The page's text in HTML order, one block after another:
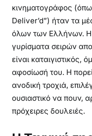
κινηματογράφος
Deliver’d”) ήταν τα
όλων των Ελλήνων. Η
γυρίσματα σειρών
είναι καταιγιστικός,
αφοσίωσή του. Η
ανοδική τροχιά,
ουσιαστικό να πουν,
πρόχειρες δουλειές.